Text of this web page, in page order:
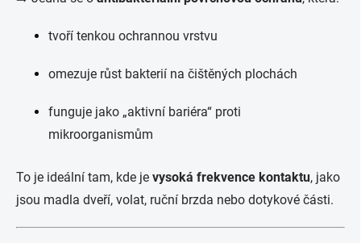
tvoří tenkou ochrannou vrstvu
omezuje růst bakterií na čištěných plochách
funguje jako „aktivní bariéra“ proti
mikroorganismům
To je ideální tam, kde je vysoká frekvence kontaktu, jako
jsou madla dveří, volat, ruční brzda nebo dotykové části.